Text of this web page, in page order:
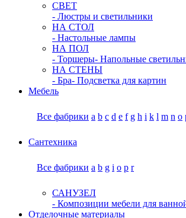
СВЕТ
- Люстры и светильники
НА СТОЛ
- Настольные лампы
НА ПОЛ
- Торшеры- Напольные
НА СТЕНЫ
- Бра- Подсветка для картин
Мебель
Все фабрики a b c d e f g h i k l m n o
Сантехника
Все фабрики a b g i o p r
САНУЗЕЛ
- Композиции мебели для
Отделочные материалы